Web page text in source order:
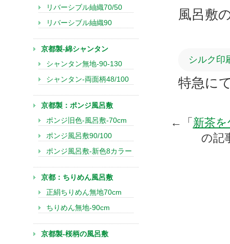
風呂敷
シルク
特急に
←「 新茶
の記
リバーシブル紬織70/50
リバーシブル紬織90
京都製-綿シャンタン
シャンタン無地-90-130
シャンタン-両面柄48/100
京都製：ポンジ風呂敷
ポンジ旧色-風呂敷-70cm
ポンジ風呂敷90/100
ポンジ風呂敷-新色8カラー
京都：ちりめん風呂敷
正絹ちりめん無地70cm
ちりめん無地-90cm
京都製-桜柄の風呂敷